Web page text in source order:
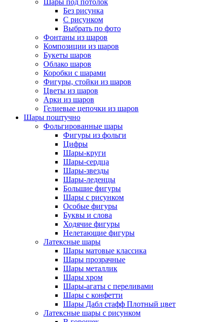
Шары под потолок
Без рисунка
С рисунком
Выбрать по фото
Фонтаны из шаров
Композиции из шаров
Букеты шаров
Облако шаров
Коробки с шарами
Фигуры, стойки из шаров
Цветы из шаров
Арки из шаров
Гелиевые цепочки из шаров
Шары поштучно
Фольгированные шары
Фигуры из фольги
Цифры
Шары-круги
Шары-сердца
Шары-звезды
Шары-леденцы
Большие фигуры
Шары с рисунком
Особые фигуры
Буквы и слова
Ходячие фигуры
Нелетающие фигуры
Латексные шары
Шары матовые классика
Шары прозрачные
Шары металлик
Шары хром
Шары-агаты с переливами
Шары с конфетти
Шары Дабл стафф Плотный цвет
Латексные шары с рисунком